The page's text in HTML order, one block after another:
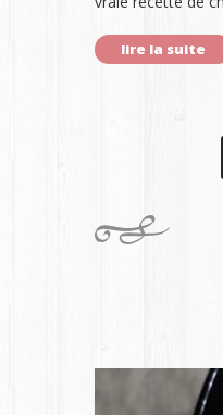
lire la suite